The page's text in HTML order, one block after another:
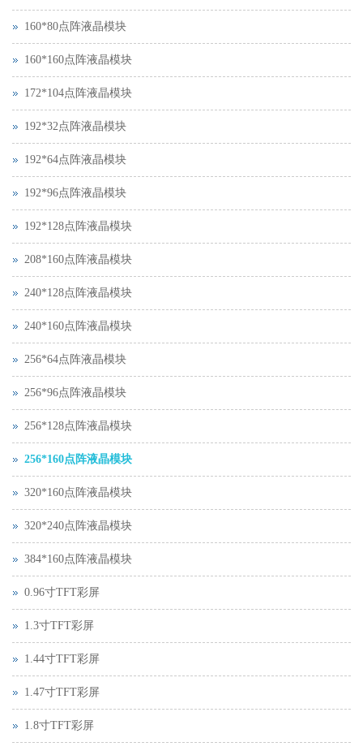
160*80点阵液晶模块
160*160点阵液晶模块
172*104点阵液晶模块
192*32点阵液晶模块
192*64点阵液晶模块
192*96点阵液晶模块
192*128点阵液晶模块
208*160点阵液晶模块
240*128点阵液晶模块
240*160点阵液晶模块
256*64点阵液晶模块
256*96点阵液晶模块
256*128点阵液晶模块
256*160点阵液晶模块
320*160点阵液晶模块
320*240点阵液晶模块
384*160点阵液晶模块
0.96寸TFT彩屏
1.3寸TFT彩屏
1.44寸TFT彩屏
1.47寸TFT彩屏
1.8寸TFT彩屏